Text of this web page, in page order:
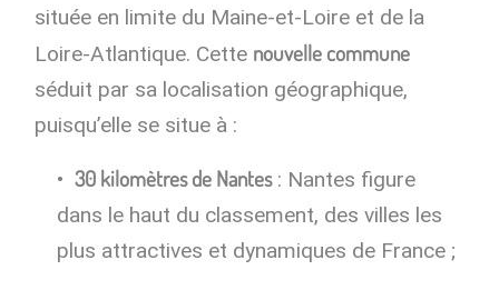
située en limite du Maine-et-Loire et de la
Loire-Atlantique. Cette nouvelle commune
séduit par sa localisation géographique,
puisqu’elle se situe à :
30 kilomètres de Nantes: Nantes figure
dans le haut du classement, des villes les
plus attractives et dynamiques de France ;